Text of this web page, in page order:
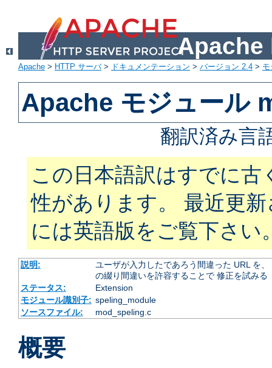
Apache
Apache > HTTP サーバ> ドキュメンテーション > バージョン 2.4 >
Apache モジュール
翻訳済み言
この日本語訳はすでに古
性があります。 最近更
には英語版をご覧下さい
説明:
ユーザが入力したであろう間違った URL を
の綴り間違いを許容することで 修正を試みる
ステータス:
Extension
モジュール識別子: speling_module
ソースファイル:
mod_speling.c
概要